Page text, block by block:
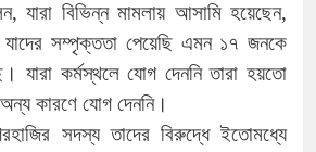
যারা বিভিন্ন মামলায় আসামি হয়েছেন,
সম্পৃক্ততা পেয়েছি এমন ১৭ জনকে
যারা কর্মস্থলে যোগ দেননি তারা হয়তো
কারণে যোগ দেননি।
সদস্য তাদের বিরুদ্ধে ইতোমধ্যে